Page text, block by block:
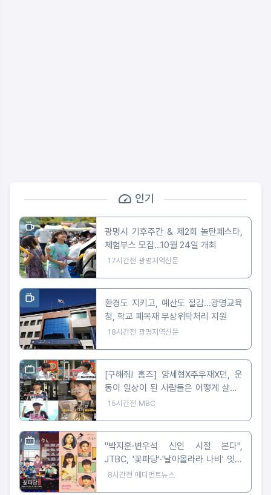
인기
광명시 기후주간 & 제2회 놀탄페스타,
체험부스 모집…10월 24일 개최
17시간전 광명지역신문
환경도 지키고, 예산도 절감...광명교육
청, 학교 폐목재 무상위탁처리 지원
18시간전 광명지역신문
[구해줘! 홈즈] 양세형X주우재X던, 운
동이 일상이 된 사람들은 어떻게 살까?
'운동세권' 임장 특집!
15시간전 MBC
"박지훈·변우석 신인 시절 본다",
JTBC, '꽃파당'·'날아올라라 나비' 잇따
라 편성
8시간전 메디먼트뉴스